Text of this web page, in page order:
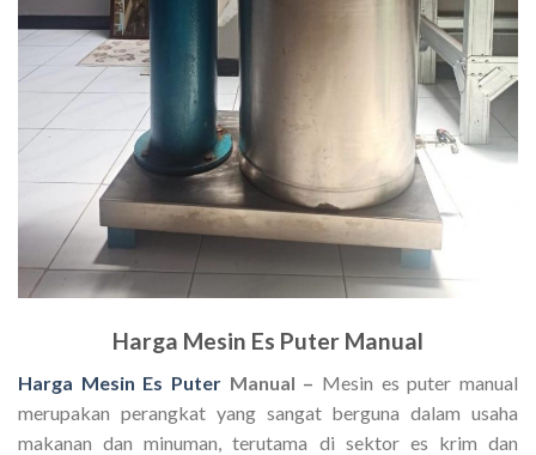
Harga Mesin Es Puter Manual
Harga Mesin Es Puter Manual – Mesin es puter manual
merupakan perangkat yang sangat berguna dalam usaha
makanan dan minuman, terutama di sektor es krim dan